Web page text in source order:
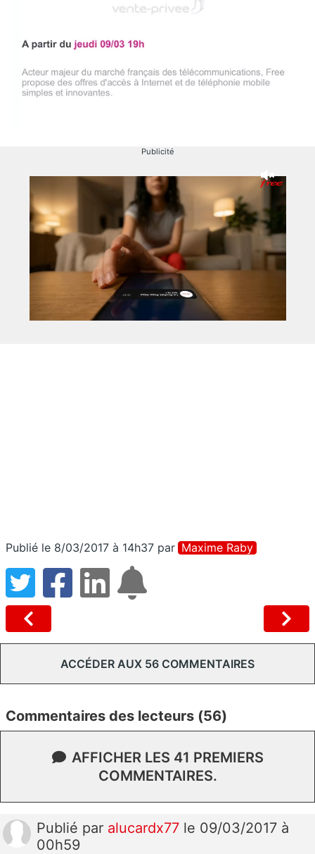
Publicité
Publié le 8/03/2017 à 14h37 par Maxime Raby
ACCÉDER AUX 56 COMMENTAIRES
Commentaires des lecteurs (56)
AFFICHER LES 41 PREMIERS
COMMENTAIRES.
Publié par alucardx77 le 09/03/2017 à
00h59